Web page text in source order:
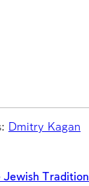
Dmitry Kagan
Jewish Tradition